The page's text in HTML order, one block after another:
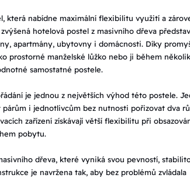
která nabídne maximální flexibilitu využití a
hotelová postel z masivního dřeva
apartmány, ubytovny i domácnosti. Díky
prostorné manželské lůžko nebo ji během
samostatné postele.
je jednou z největších výhod této postele.
i jednotlivcům bez nutnosti pořizovat dva
zařízení získávají větší flexibilitu při
pobytu.
dřeva, které vyniká svou pevností,
je navržena tak, aby bez problémů zvládala